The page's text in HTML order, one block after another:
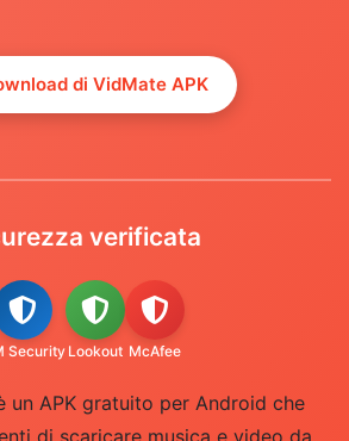
di VidMate APK
verificata
Security Lookout McAfee
un APK gratuito per Android che
di scaricare musica e video da